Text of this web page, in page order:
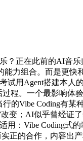
正在此前的AI音乐
力组合。而是更
试用Agent搭建本人
程。一个最影响
的Vibe Coding有
变；AI似乎曾经
用：Vibe Coding式
正的合作，内容出